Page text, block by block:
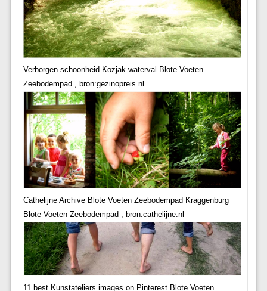
Verborgen schoonheid Kozjak waterval Blote Voeten
Zeebodempad , bron:gezinopreis.nl
Cathelijne Archive Blote Voeten Zeebodempad Kraggenburg
Blote Voeten Zeebodempad , bron:cathelijne.nl
11 best Kunstateliers images on Pinterest Blote Voeten